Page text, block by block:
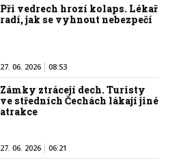
Při vedrech hrozí kolaps. Lékař
radí, jak se vyhnout nebezpečí
27. 06. 2026 08:53
Zámky ztrácejí dech. Turisty
ve středních Čechách lákají jiné
atrakce
27. 06. 2026 06:21